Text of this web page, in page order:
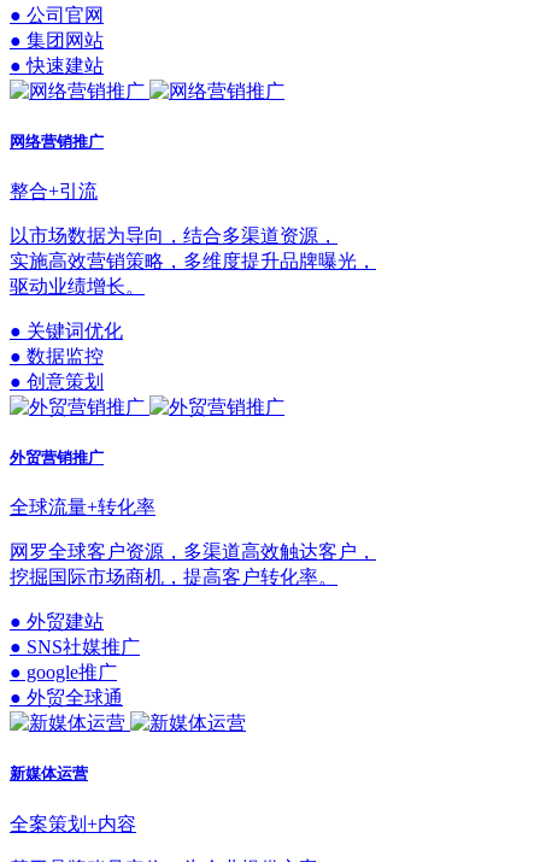
● 公司官网
● 集团网站
● 快速建站
网络营销推广
整合+引流
以市场数据为导向，结合多渠道资源，
实施高效营销策略，多维度提升品牌曝光，
驱动业绩增长。
● 关键词优化
● 数据监控
● 创意策划
外贸营销推广
全球流量+转化率
网罗全球客户资源，多渠道高效触达客户，
挖掘国际市场商机，提高客户转化率。
● 外贸建站
● SNS社媒推广
● google推广
● 外贸全球通
新媒体运营
全案策划+内容